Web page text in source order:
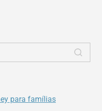
para famílias